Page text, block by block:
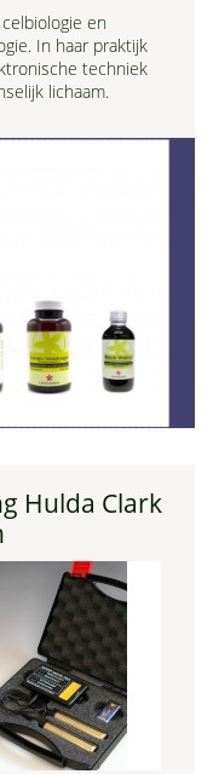
en
In haar praktijk
techniek
lichaam.
Hulda Clark